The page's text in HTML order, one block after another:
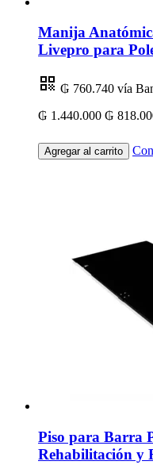
Manija
Livepro para
₲ 760.740 vía
₲ 1.440.000 ₲
Agregar al carrito
Piso para Barra
Rehabilitación y